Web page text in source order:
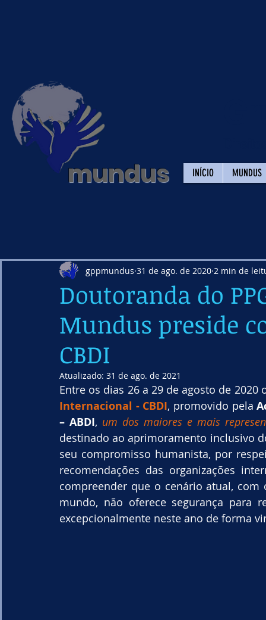
mundus INÍCIO MUNDUS
Doutoranda do
Mundus preside
CBDI
gppmundus 31 de ago. de 2020 2 min de
Atualizado: 31 de ago. de 2021
Entre os dias 26 a 29 de agosto de 2020
Internacional - CBDI, promovido pela
– ABDI, um dos maiores e mais
destinado ao aprimoramento inclusivo
seu compromisso humanista, por
recomendações das organizações
compreender que o cenário atual,
mundo, não oferece segurança para
excepcionalmente neste ano de forma